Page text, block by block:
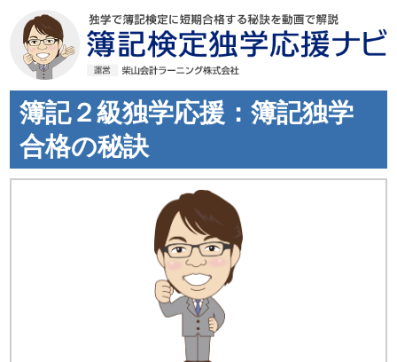
簿記２級独学応援：簿記独学
合格の秘訣